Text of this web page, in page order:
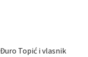
Topić i vlasnik